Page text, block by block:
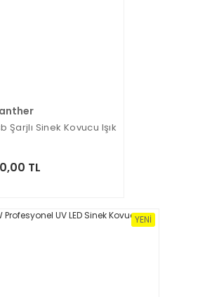
Şarjlı Sinek Kovucu Işık
TL
YENI